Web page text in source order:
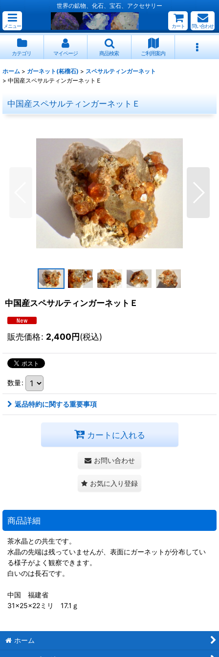
世界の鉱物、化石、宝石、アクセサリー
メニュー カート 問い合わせ
カテゴリ マイページ 商品検索 ご利用案内
ホーム > ガーネット(柘榴石) > スペサルティンガーネット
> 中国産スペサルティンガーネットＥ
中国産スペサルティンガーネットＥ
中国産スペサルティンガーネットＥ
販売価格: 2,400円(税込)
数量:
返品特約に関する重要事項
カートに入れる
お問い合わせ
お気に入り登録
商品詳細
茶水晶との共生です。
水晶の先端は残っていませんが、表面にガーネットが分布してい
る様子がよく観察できます。
白いのは長石です。
中国 福建省
31×25×22ミリ 17.1ｇ
ホーム